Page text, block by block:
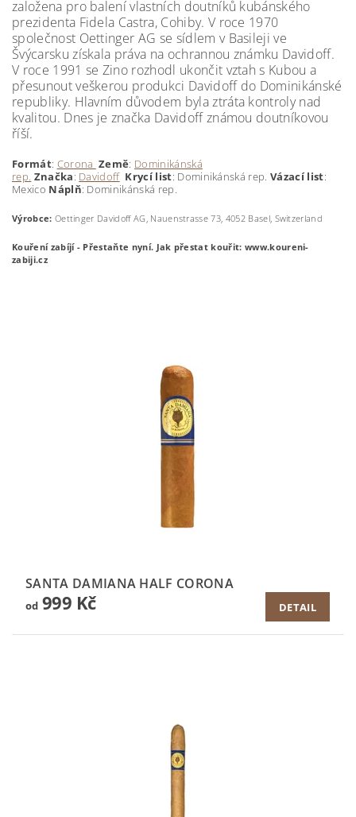
založena pro balení vlastních doutníků kubánského
prezidenta Fidela Castra, Cohiby. V roce 1970
společnost Oettinger AG se sídlem v Basileji ve
Švýcarsku získala práva na ochrannou známku Davidoff.
V roce 1991 se Zino rozhodl ukončit vztah s Kubou a
přesunout veškerou produkci Davidoff do Dominikánské
republiky. Hlavním důvodem byla ztráta kontroly nad
kvalitou. Dnes je značka Davidoff známou doutníkovou
říší.
Formát: Corona Země: Dominikánská
rep. Značka: Davidoff Krycí list: Dominikánská rep. Vázací list:
Mexico Náplň: Dominikánská rep.
Výrobce: Oettinger Davidoff AG, Nauenstrasse 73, 4052 Basel, Switzerland
Kouření zabíjí - Přestaňte nyní. Jak přestat kouřit: www.koureni-
zabiji.cz
SANTA DAMIANA HALF CORONA
od999 Kč DETAIL